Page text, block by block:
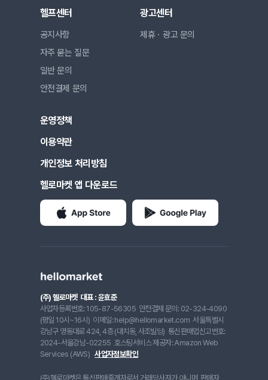
헬프센터
공지사항
자주 묻는 질문
일반 문의
안전결제 문의
광고센터
제휴ㆍ광고 문의
운영정책
이용약관
개인정보 처리방침
헬로마켓 앱 다운로드
(주) 헬로마켓 대표 : 윤효준
사업자등록번호: 105-87-56305 안전결제 문의: 02-324-4090
(평일 10시~16시) 이메일: help@hellomarket.com 서울특별시
강남구 영동대로 424, 4층 (대치동, 사조빌딩) 통신판매업신고번호:
2024-서울강남-02255 호스팅서비스 제공자: Amazon Web
Services (AWS) 사업자정보확인
(주)헬로마켓은 통신판매중개자로서 거래당사자가 아니며, 판매자